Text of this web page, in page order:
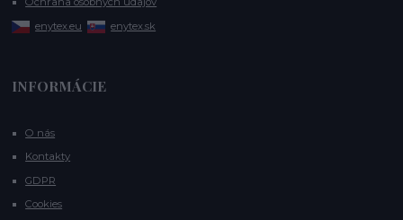
enytex.eu
enytex.sk
INFORMÁCIE
O nás
Kontakty
GDPR
Cookies